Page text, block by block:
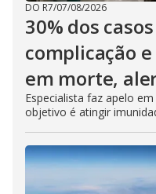
DO R7/07/08/2026
30% dos
complicação
em morte,
Especialista faz apelo
objetivo é atingir